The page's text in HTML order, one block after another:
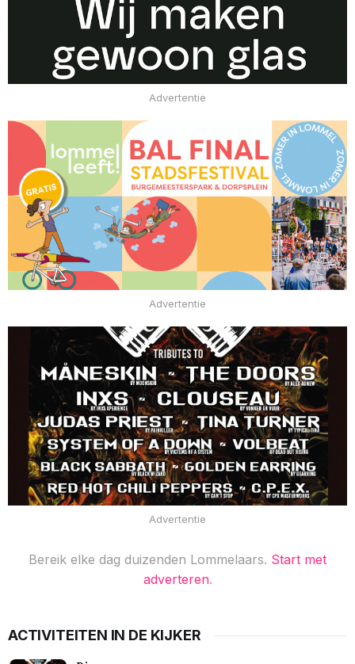
Advertentie
Advertentie
Advertentie
Bereik elke dag duizenden Lommelaars. Start met
adverteren.
ACTIVITEITEN IN DE KIJKER